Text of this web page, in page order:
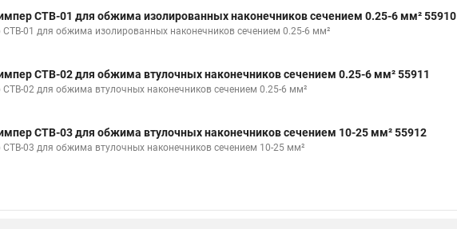
CTB-01 для обжима изолированных наконечников сечением 0.25-6 мм² 55910
CTB-01 для обжима изолированных наконечников сечением 0.25-6 мм²
CTB-02 для обжима втулочных наконечников сечением 0.25-6 мм² 55911
CTB-02 для обжима втулочных наконечников сечением 0.25-6 мм²
CTB-03 для обжима втулочных наконечников сечением 10-25 мм² 55912
CTB-03 для обжима втулочных наконечников сечением 10-25 мм²